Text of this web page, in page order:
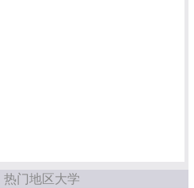
热门地区大学